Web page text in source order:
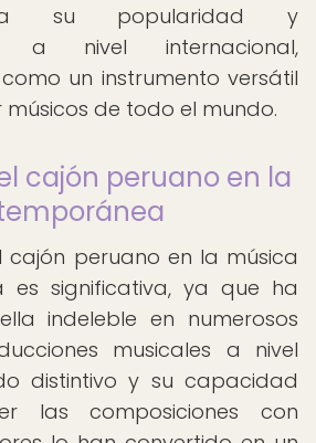
a su popularidad y
a nivel internacional,
un instrumento versátil
de todo el mundo.
cajón peruano en la
cajón peruano en la música
es significativa, ya que ha
indeleble en numerosos
musicales a nivel
distintivo y su capacidad
las composiciones con